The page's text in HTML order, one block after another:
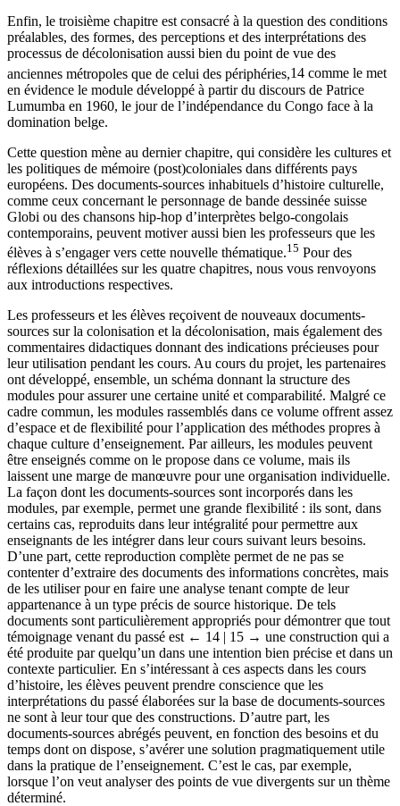
Enfin, le troisième chapitre est consacré à la question des conditions
préalables, des formes, des perceptions et des interprétations des
processus de décolonisation aussi bien du point de vue des
anciennes métropoles que de celui des périphéries,14 comme le met
en évidence le module développé à partir du discours de Patrice
Lumumba en 1960, le jour de l’indépendance du Congo face à la
domination belge.
Cette question mène au dernier chapitre, qui considère les cultures et
les politiques de mémoire (post)coloniales dans différents pays
européens. Des documents-sources inhabituels d’histoire culturelle,
comme ceux concernant le personnage de bande dessinée suisse
Globi ou des chansons hip-hop d’interprètes belgo-congolais
contemporains, peuvent motiver aussi bien les professeurs que les
élèves à s’engager vers cette nouvelle thématique.15 Pour des
réflexions détaillées sur les quatre chapitres, nous vous renvoyons
aux introductions respectives.
Les professeurs et les élèves reçoivent de nouveaux documents-
sources sur la colonisation et la décolonisation, mais également des
commentaires didactiques donnant des indications précieuses pour
leur utilisation pendant les cours. Au cours du projet, les partenaires
ont développé, ensemble, un schéma donnant la structure des
modules pour assurer une certaine unité et comparabilité. Malgré ce
cadre commun, les modules rassemblés dans ce volume offrent assez
d’espace et de flexibilité pour l’application des méthodes propres à
chaque culture d’enseignement. Par ailleurs, les modules peuvent
être enseignés comme on le propose dans ce volume, mais ils
laissent une marge de manœuvre pour une organisation individuelle.
La façon dont les documents-sources sont incorporés dans les
modules, par exemple, permet une grande flexibilité : ils sont, dans
certains cas, reproduits dans leur intégralité pour permettre aux
enseignants de les intégrer dans leur cours suivant leurs besoins.
D’une part, cette reproduction complète permet de ne pas se
contenter d’extraire des documents des informations concrètes, mais
de les utiliser pour en faire une analyse tenant compte de leur
appartenance à un type précis de source historique. De tels
documents sont particulièrement appropriés pour démontrer que tout
témoignage venant du passé est ← 14 | 15 → une construction qui a
été produite par quelqu’un dans une intention bien précise et dans un
contexte particulier. En s’intéressant à ces aspects dans les cours
d’histoire, les élèves peuvent prendre conscience que les
interprétations du passé élaborées sur la base de documents-sources
ne sont à leur tour que des constructions. D’autre part, les
documents-sources abrégés peuvent, en fonction des besoins et du
temps dont on dispose, s’avérer une solution pragmatiquement utile
dans la pratique de l’enseignement. C’est le cas, par exemple,
lorsque l’on veut analyser des points de vue divergents sur un thème
déterminé.